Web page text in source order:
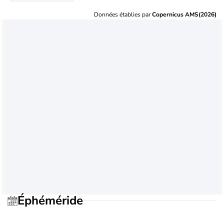
Données établies parCopernicus AMS(2026)
Éphéméride